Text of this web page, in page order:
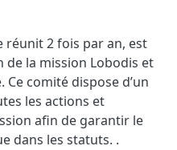
réunit 2 fois par an, est
de la mission Lobodis et
comité dispose d’un
les actions et
afin de garantir le
dans les statuts. .